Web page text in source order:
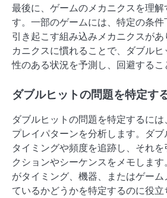
最後に、ゲームのメカニクスを理
す。一部のゲームには、特定の条
引き起こす組み込みメカニクスが
カニクスに慣れることで、ダブル
性のある状況を予測し、回避するこ
ダブルヒットの問題を特定す
ダブルヒットの問題を特定するに
プレイパターンを分析します。ダ
タイミングや頻度を追跡し、それ
クションやシーケンスをメモしま
がタイミング、機器、またはゲー
ているかどうかを特定するのに役立